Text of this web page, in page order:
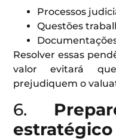
Processos
Questões
Resolver essas
valor evitará
prejudiquem o
6.